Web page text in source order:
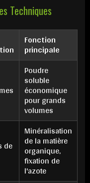
Techniques
Fonction
principale
Poudre
soluble
économique
pour grands
volumes
de
Minéralisation
de la matière
organique,
fixation de
l'azote